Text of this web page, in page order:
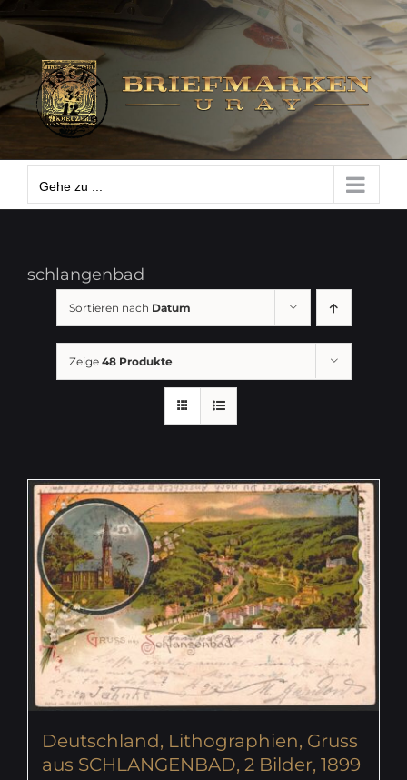
Zum
Inhalt
springen
Gehe zu ...
Gehe zu ...
schlangenbad
Sortieren nach Datum
Zeige 48 Produkte
Deutschland, Lithographien, Gruss
aus SCHLANGENBAD, 2 Bilder, 1899